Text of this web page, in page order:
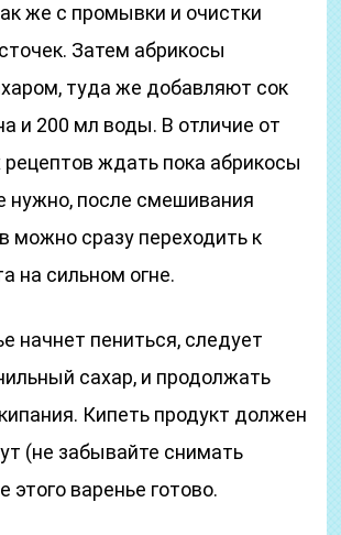
же с промывки и очистки
Затем абрикосы
туда же добавляют сок
и 200 мл воды. В отличие от
ждать пока абрикосы
нужно, после смешивания
можно сразу переходить к
на сильном огне.
начнет пениться, следует
сахар, и продолжать
Кипеть продукт должен
(не забывайте снимать
этого варенье готово.